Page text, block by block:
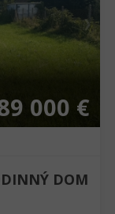
❯
000 €
DOM